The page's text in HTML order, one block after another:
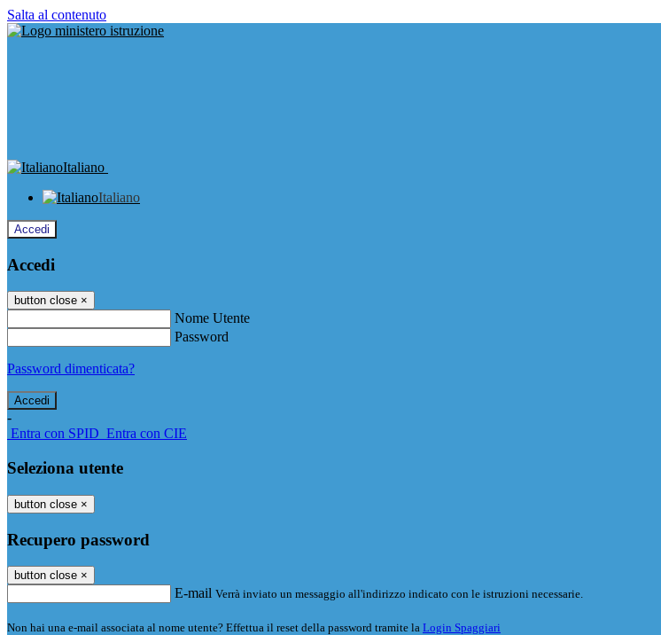
Salta al contenuto
Italiano
Italiano
Accedi
Accedi
button close ×
Nome Utente
Password
Password dimenticata?
-
Entra con SPID Entra con CIE
Seleziona utente
button close ×
Recupero password
button close ×
E-mail Verrà inviato un messaggio all'indirizzo indicato con le istruzioni necessarie.
Non hai una e-mail associata al nome utente? Effettua il reset della password tramite la Login Spaggiari